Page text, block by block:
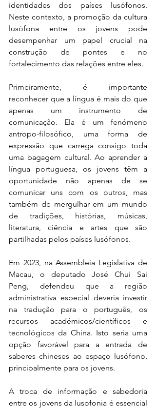
identidades dos países lusófonos.
Neste contexto, a promoção da cultura
lusófona entre os jovens pode
desempenhar um papel crucial na
construção de pontes e no
fortalecimento das relações entre eles.
Primeiramente, é importante
reconhecer que a língua é mais do que
apenas um instrumento de
comunicação. Ela é um fenómeno
antropo-filosófico, uma forma de
expressão que carrega consigo toda
uma bagagem cultural. Ao aprender a
língua portuguesa, os jovens têm a
oportunidade não apenas de se
comunicar uns com os outros, mas
também de mergulhar em um mundo
de tradições, histórias, músicas,
literatura, ciência e artes que são
partilhadas pelos países lusófonos.
Em 2023, na Assembleia Legislativa de
Macau, o deputado José Chui Sai
Peng, defendeu que a região
administrativa especial deveria investir
na tradução para o português, os
recursos académicos/científicos e
tecnológicos da China. Isto seria uma
opção favorável para a entrada de
saberes chineses ao espaço lusófono,
principalmente para os jovens.
A troca de informação e sabedoria
entre os jovens da lusofonia é essencial